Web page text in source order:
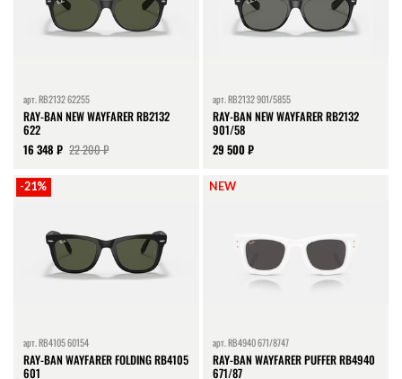
арт.RB2132 62255
RAY-BAN NEW WAYFARER RB2132
622
16 348 ₽ 22 200 ₽
арт. RB2132 901/5855
RAY-BAN NEW WAYFARER RB2132
901/58
29 500 ₽
-21%
арт.RB4105 60154
RAY-BAN WAYFARER FOLDING RB4105
601
NEW
арт. RB4940 671/8747
RAY-BAN WAYFARER PUFFER RB4940
671/87